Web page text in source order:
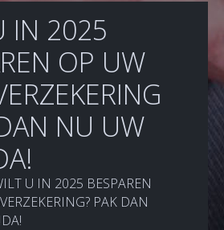
IN 2025
OP UW
NU UW
U IN 2025 BESPAREN
PAK DAN